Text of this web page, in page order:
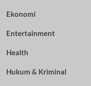
Ekonomi
Entertainment
Health
Hukum & Kriminal